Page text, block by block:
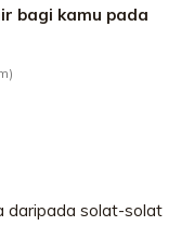
bagi kamu pada
daripada solat-solat